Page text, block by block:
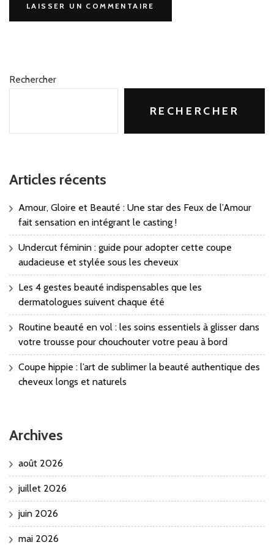
Rechercher
RECHERCHER
Articles récents
Amour, Gloire et Beauté : Une star des Feux de l’Amour
fait sensation en intégrant le casting !
Undercut féminin : guide pour adopter cette coupe
audacieuse et stylée sous les cheveux
Les 4 gestes beauté indispensables que les
dermatologues suivent chaque été
Routine beauté en vol : les soins essentiels à glisser dans
votre trousse pour chouchouter votre peau à bord
Coupe hippie : l’art de sublimer la beauté authentique des
cheveux longs et naturels
Archives
août 2026
juillet 2026
juin 2026
mai 2026